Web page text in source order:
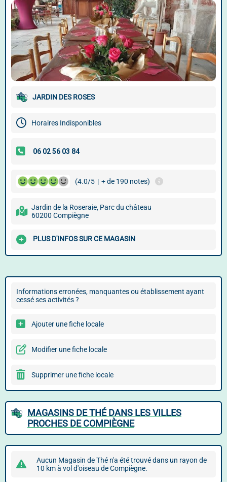
JARDIN DES ROSES
Horaires Indisponibles
(4.0/5 | + de 190 notes)
Jardin de la Roseraie, Parc du château
60200 Compiègne
PLUS D'INFOS SUR CE MAGASIN
Informations erronées, manquantes ou établissement ayant
cessé ses activités ?
Ajouter une fiche locale
Modifier une fiche locale
Supprimer une fiche locale
MAGASINS DE THÉ DANS LES VILLES
PROCHES DE COMPIÈGNE
Aucun Magasin de Thé n'a été trouvé dans un rayon de
10 km à vol d'oiseau de Compiègne.